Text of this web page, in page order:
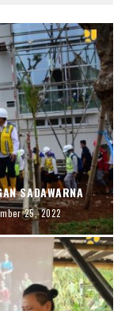
SADAWARNA
25, 2022